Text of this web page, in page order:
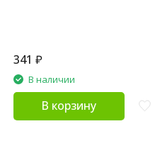
341 ₽
В наличии
В корзину